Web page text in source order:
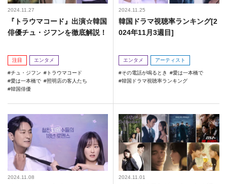
2024.11.27
『トラウマコード』出演☆韓国
俳優チュ・ジフンを徹底解説！
注目 エンタメ
チュ・ジフン
トラウマコード
愛は一本橋で
照明店の客人たち
韓国俳優
2024.11.25
韓国ドラマ視聴率ランキング[2
024年11月3週目]
エンタメ アーティスト
その電話が鳴るとき
愛は一本橋で
韓国ドラマ視聴率ランキング
2024.11.08 2024.11.01